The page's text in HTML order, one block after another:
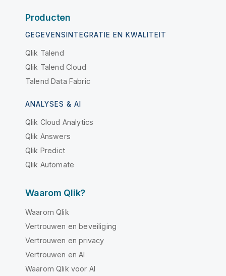
Producten
GEGEVENSINTEGRATIE EN KWALITEIT
Qlik Talend
Qlik Talend Cloud
Talend Data Fabric
ANALYSES & AI
Qlik Cloud Analytics
Qlik Answers
Qlik Predict
Qlik Automate
Waarom Qlik?
Waarom Qlik
Vertrouwen en beveiliging
Vertrouwen en privacy
Vertrouwen en AI
Waarom Qlik voor AI